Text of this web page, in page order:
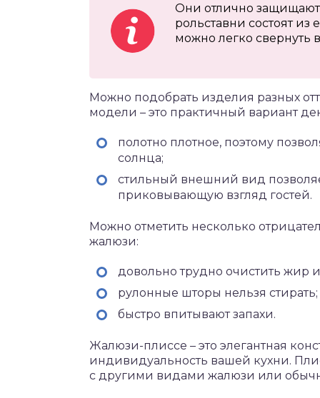
Они отлично защищают
рольставни состоят
можно легко свернуть
Можно подобрать изделия разных
модели – это практичный вариант
полотно плотное, поэтому
солнца;
стильный внешний вид
приковывающую взгляд гостей.
Можно отметить несколько
жалюзи:
довольно трудно очистить жир
рулонные шторы нельзя стирать;
быстро впитывают запахи.
Жалюзи-плиссе – это элегантная
индивидуальность вашей кухни.
с другими видами жалюзи или